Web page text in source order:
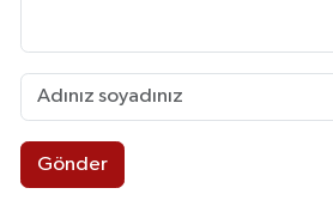
Gönder